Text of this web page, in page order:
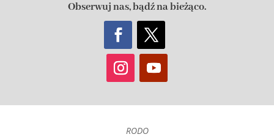
Obserwuj nas, bądź na bieżąco.
RODO